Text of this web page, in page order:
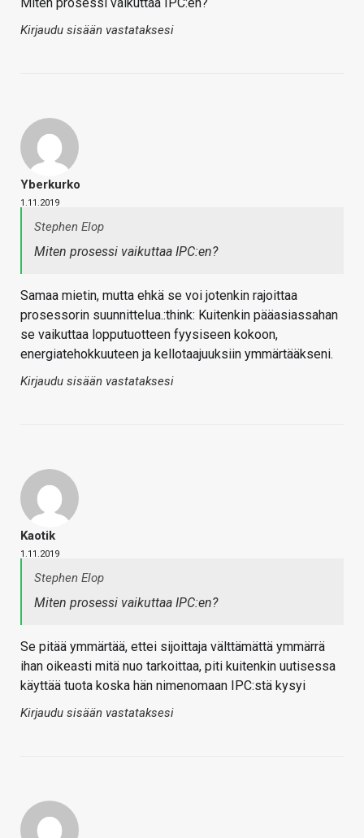
Miten prosessi vaikuttaa IPC:en?
Kirjaudu sisään vastataksesi
Yberkurko
1.11.2019
Stephen Elop
Miten prosessi vaikuttaa IPC:en?
Samaa mietin, mutta ehkä se voi jotenkin rajoittaa
prosessorin suunnittelua.:think: Kuitenkin pääasiassahan
se vaikuttaa lopputuotteen fyysiseen kokoon,
energiatehokkuuteen ja kellotaajuuksiin ymmärtääkseni.
Kirjaudu sisään vastataksesi
Kaotik
1.11.2019
Stephen Elop
Miten prosessi vaikuttaa IPC:en?
Se pitää ymmärtää, ettei sijoittaja välttämättä ymmärrä
ihan oikeasti mitä nuo tarkoittaa, piti kuitenkin uutisessa
käyttää tuota koska hän nimenomaan IPC:stä kysyi
Kirjaudu sisään vastataksesi